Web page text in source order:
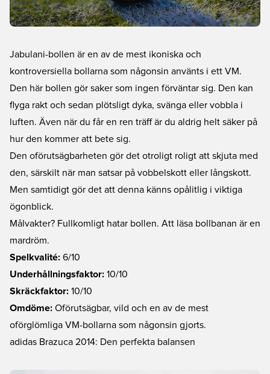
Jabulani-bollen är en av de mest ikoniska och
kontroversiella bollarna som någonsin använts i ett VM.
Den här bollen gör saker som ingen förväntar sig. Den kan
flyga rakt och sedan plötsligt dyka, svänga eller vobbla i
luften. Även när du får en ren träff är du aldrig helt säker på
hur den kommer att bete sig.
Den oförutsägbarheten gör det otroligt roligt att skjuta med
den, särskilt när man satsar på vobbelskott eller långskott.
Men samtidigt gör det att denna känns opålitlig i viktiga
ögonblick.
Målvakter? Fullkomligt hatar bollen. Att läsa bollbanan är en
mardröm.
Spelkvalité: 6/10
Underhållningsfaktor: 10/10
Skräckfaktor: 10/10
Omdöme: Oförutsägbar, vild och en av de mest
oförglömliga VM-bollarna som någonsin gjorts.
adidas Brazuca 2014: Den perfekta balansen